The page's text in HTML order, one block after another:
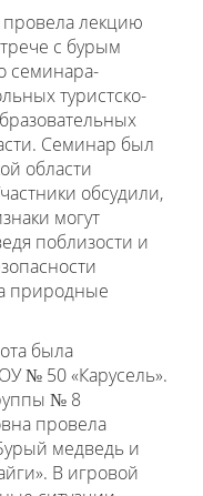
лекцию
с бурым
семинара-
туристско-
Семинар был
области
обсудили,
могут
поблизости и
природные
была
№ 50 «Карусель».
№ 8
провела
медведь и
В игровой